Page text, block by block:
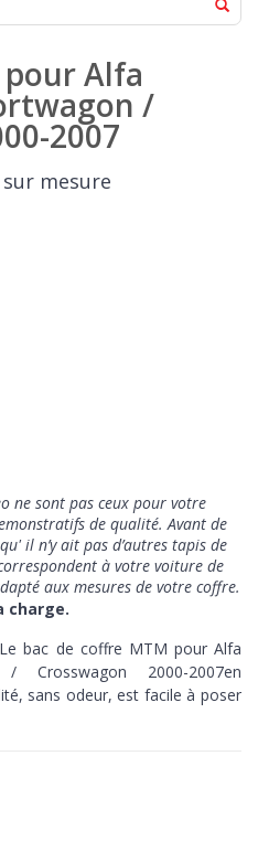
Alfa
/
2007
mesure
ne sont pas ceux pour votre
de qualité. Avant de
il n’y ait pas d’autres tapis de
à votre voiture de
aux mesures de votre coffre.
charge.
bac de coffre MTM pour Alfa
Crosswagon 2000-2007en
sans odeur, est facile à poser
substances en assurant à tout